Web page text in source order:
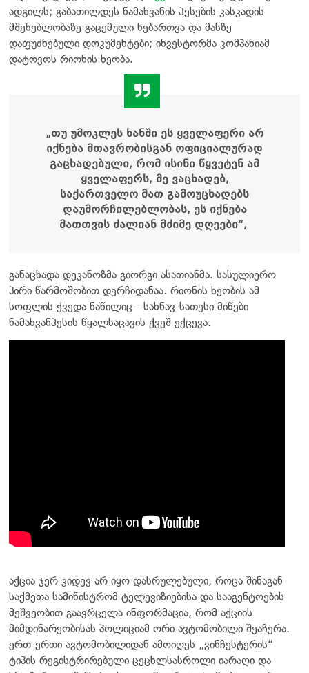
ადგილს; გაბათილდეს ნამახვანის ჰესების კასკადის
მშენებლობაზე გაცემული ნებართვა და მასზე
დაფუძნებული დოკუმენტები; ინვესტორმა კომპანიამ
დატოვოს რიონის ხეობა.
„თუ უმოკლეს ხანში ეს ყველაფერი არ
იქნება მთავრობისგან ოფიციალურად
გაცხადებული, რომ ისინი წყვეტენ ამ
ყველაფერს, მე ვაცხადებ,
საქართველო მათ გამოუცხადებს
დაუმორჩილებლობას, ეს იქნება
მათთვის ძალიან მძიმე დღეები“,
განაცხადა დეკანოზმა გიორგი ასათიანმა. სასულიერო
პირი წარმოშობით დერჩიდანაა. რიონის ხეობის ამ
სოფლის ქვედა ნაწილიც - სახნავ-სათესი მიწები
ნამახვანჰესის წყალსაცავის ქვეშ ექცევა.
აქცია ჯერ კიდევ არ იყო დასრულებული, როცა შინაგან
საქმეთა სამინისტრომ ტელევიზიებისა და სააგენტოების
მეშვეობით გაავრცელა ინფორმაცია, რომ აქციის
მიმდინარეობისას პოლიციამ ორი ავტომობილი შეაჩერა.
ერთ-ერთი ავტომობილიდან ამოიღეს „ვინჩესტერის“
ტიპის რეგისტრირებული ცეცხლსასროლი იარაღი და